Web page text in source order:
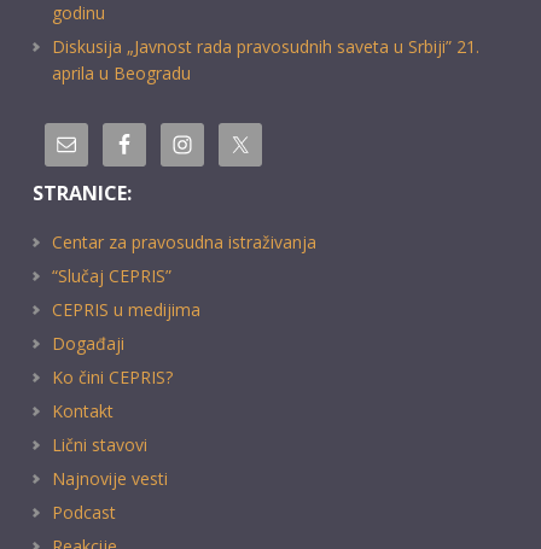
godinu
Diskusija „Javnost rada pravosudnih saveta u Srbiji” 21.
aprila u Beogradu
STRANICE:
Centar za pravosudna istraživanja
“Slučaj CEPRIS”
CEPRIS u medijima
Događaji
Ko čini CEPRIS?
Kontakt
Lični stavovi
Najnovije vesti
Podcast